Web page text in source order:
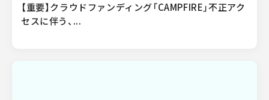
【重要】クラウドファンディング「CAMPFIRE」不正アク
セスに伴う、...